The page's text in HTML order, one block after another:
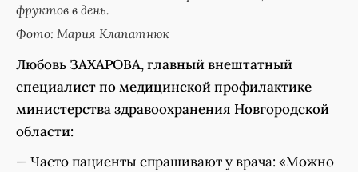
фруктов в день.
Фото: Мария Клапатнюк
Любовь ЗАХАРОВА, главный внештатный
специалист по медицинской профилактике
министерства здравоохранения Новгородской
области:
— Часто пациенты спрашивают у врача: «Можно